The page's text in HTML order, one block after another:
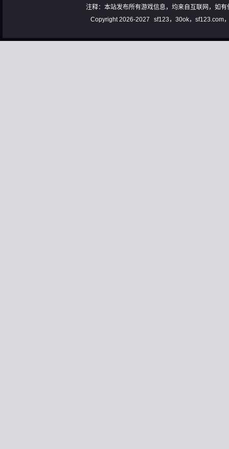
注释：本站发布所有游戏信息，均来自互联网，如
Copyright 2026-2027
sf123，30ok，sf123.com